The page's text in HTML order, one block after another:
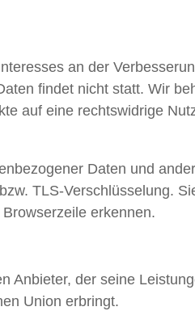
an der
findet nicht statt. Wir
auf eine rechtswidrige
Daten und
TLS-Verschlüsselung.
erkennen.
Anbieter, der seine
Union erbringt.